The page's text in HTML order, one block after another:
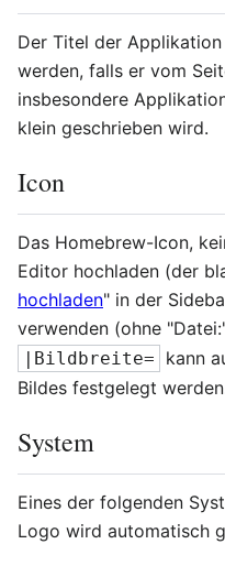
Der Titel der
werden, falls er vom
insbesondere
klein geschrieben wird.
Icon
Das Homebrew-Icon,
Editor hochladen (der
hochladen" in der
verwenden (ohne
|Bildbreite=
kann
Bildes festgelegt
System
Eines der folgenden
Logo wird automatisch